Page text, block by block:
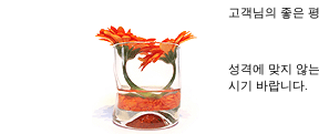
고객님의 좋은
성격에 맞지 않
시기 바랍니다.